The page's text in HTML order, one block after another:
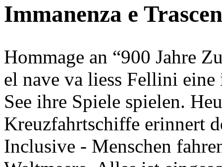
Immanenza e
Hommage an “900 Jahre
el nave va liess Fellini
See ihre Spiele spielen.
Kreuzfahrtschiffe erinnert
Inclusive - Menschen